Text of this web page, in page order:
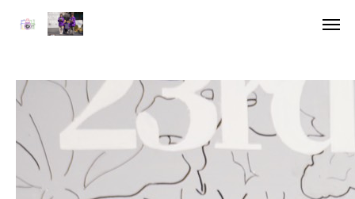
デジタル雑
HOME
委員長挨拶